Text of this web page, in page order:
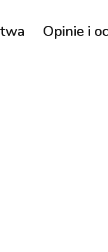
Opinie i